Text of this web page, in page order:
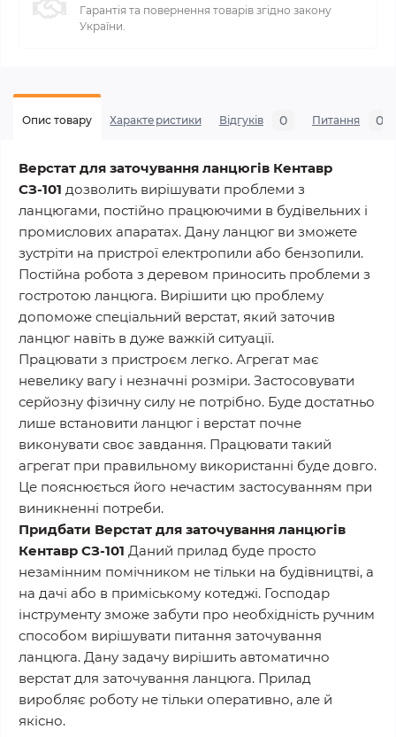
Гарантія та повернення товарів згідно закону
України.
Опис товару Характеристики Відгуків 0 Питання 0
Верстат для заточування ланцюгів Кентавр
СЗ-101 дозволить вирішувати проблеми з
ланцюгами, постійно працюючими в будівельних і
промислових апаратах. Дану ланцюг ви зможете
зустріти на пристрої електропили або бензопили.
Постійна робота з деревом приносить проблеми з
гостротою ланцюга. Вирішити цю проблему
допоможе спеціальний верстат, який заточив
ланцюг навіть в дуже важкій ситуації.
Працювати з пристроєм легко. Агрегат має
невелику вагу і незначні розміри. Застосовувати
серйозну фізичну силу не потрібно. Буде достатньо
лише встановити ланцюг і верстат почне
виконувати своє завдання. Працювати такий
агрегат при правильному використанні буде довго.
Це пояснюється його нечастим застосуванням при
виникненні потреби.
Придбати Верстат для заточування ланцюгів
Кентавр СЗ-101 Даний прилад буде просто
незамінним помічником не тільки на будівництві, а
на дачі або в приміському котеджі. Господар
інструменту зможе забути про необхідність ручним
способом вирішувати питання заточування
ланцюга. Дану задачу вирішить автоматично
верстат для заточування ланцюга. Прилад
виробляє роботу не тільки оперативно, але й
якісно.